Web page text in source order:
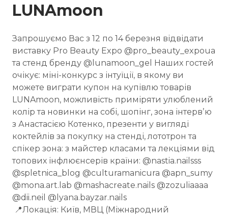
LUNAmoon
Запрошуємо Вас з 12 по 14 березня відвідати
виставку Pro Beauty Expo @pro_beauty_expoua
та стенд бренду @lunamoon_gel Наших гостей
очікує: міні-конкурс з інтуїції, в якому ви
можете виграти купон на купівлю товарів
LUNAmoon, можливість приміряти улюблений
колір та новинки на собі, шопінг, зона інтервʼю
з Анастасією Котенко, презенти у вигляді
коктейлів за покупку на стенді, лототрон та
спікер зона: з майстер класами та лекціями від
топових інфлюєнсерів країни: @nastia.nailsss
@spletnica_blog @culturamanicura @apn_sumy
@mona.art.lab @mashacreate.nails @zozuliaaaa
@dii.neil @lyana.bayzar.nails
📍Локація: Київ, МВЦ (Міжнародний